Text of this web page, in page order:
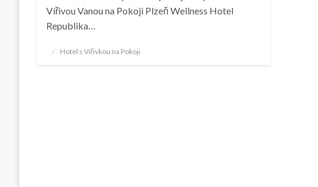
Vířivou Vanou na Pokoji Plzeň Wellness Hotel
Republika…
PostedHotel s Vířivkou na Pokoji